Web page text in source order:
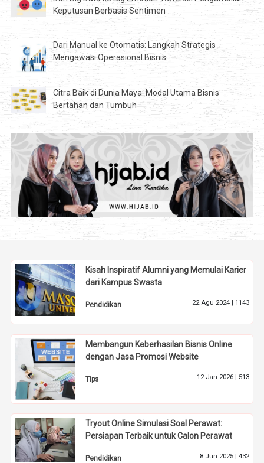
Keputusan Berbasis Sentimen
Dari Manual ke Otomatis: Langkah Strategis
Mengawasi Operasional Bisnis
Citra Baik di Dunia Maya: Modal Utama Bisnis
Bertahan dan Tumbuh
Kisah Inspiratif Alumni yang Memulai Karier
dari Kampus Swasta
Pendidikan 22 Agu 2024 | 1143
Membangun Keberhasilan Bisnis Online
dengan Jasa Promosi Website
Tips 12 Jan 2026 | 513
Tryout Online Simulasi Soal Perawat:
Persiapan Terbaik untuk Calon Perawat
Pendidikan 8 Jun 2025 | 432